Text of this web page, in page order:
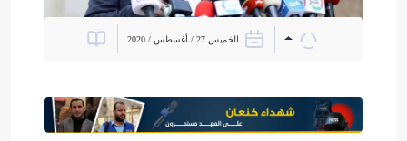
الخميس 27 / أغسطس / 2020